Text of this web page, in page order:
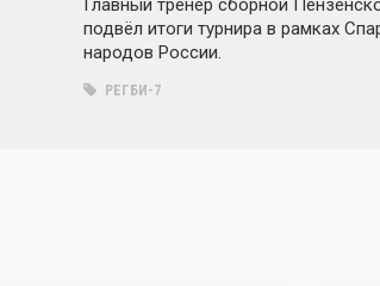
Главный тренер сборной
подвёл итоги турнира в рамках
народов России.
РЕГБИ-7